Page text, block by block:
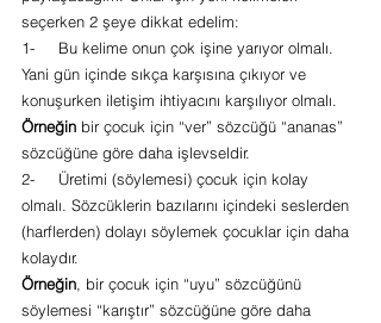
seçerken 2 şeye dikkat edelim:
1-     Bu kelime onun çok işine yarıyor olmalı.
Yani gün içinde sıkça karşısına çıkıyor ve
konuşurken iletişim ihtiyacını karşılıyor olmalı.
Örneğin bir çocuk için “ver” sözcüğü “ananas”
sözcüğüne göre daha işlevseldir.
2-     Üretimi (söylemesi) çocuk için kolay
olmalı. Sözcüklerin bazılarını içindeki seslerden
(harflerden) dolayı söylemek çocuklar için daha
kolaydır.
Örneğin, bir çocuk için “uyu” sözcüğünü
söylemesi “karıştır” sözcüğüne göre daha